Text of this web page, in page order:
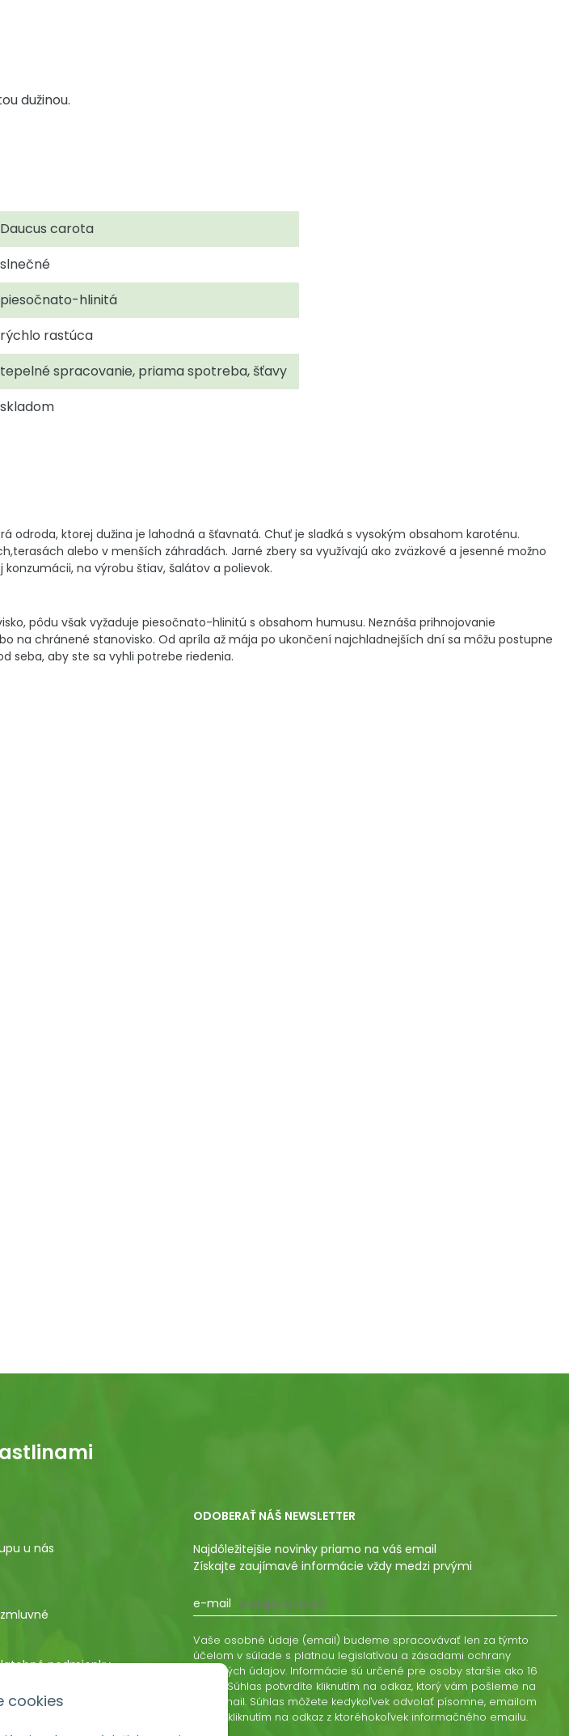
cookies
dužinou.
Daucus carota
slnečné
piesočnato-hlinitá
rýchlo rastúca
tepelné spracovanie, priama spotreba, šťavy
skladom
odroda, ktorej dužina je lahodná a šťavnatá. Chuť je sladká s vysokým obsahom karoténu.
alebo v menších záhradách. Jarné zbery sa využívajú ako zväzkové a jesenné možno
na výrobu štiav, šalátov a polievok.
pôdu však vyžaduje piesočnato-hlinitú s obsahom humusu. Neznáša prihnojovanie
na chránené stanovisko. Od apríla až mája po ukončení najchladnejších dní sa môžu postupne
seba, aby ste sa vyhli potrebe riedenia.
u nás
podmienky
manuál
práva
ODOBERAŤ NÁŠ NEWSLETTER
Najdôležitejšie novinky priamo na váš email
Získajte zaujímavé informácie vždy medzi prvými
e-mail
Vaše osobné údaje (email) budeme spracovávať len za týmto
účelom v súlade s platnou legislatívou a zásadami ochrany
osobných údajov. Informácie sú určené pre osoby staršie ako 16
rokov. Súhlas potvrdíte kliknutím na odkaz, ktorý vám pošleme na
váš email. Súhlas môžete kedykoľvek odvolať písomne, emailom
alebo kliknutím na odkaz z ktoréhokoľvek informačného emailu.